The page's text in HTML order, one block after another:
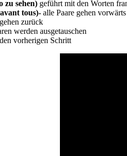
zu sehen) geführt mit den Worten
tous)- alle Paare gehen vorwärts
zurück
werden ausgetauschen
vorherigen Schritt